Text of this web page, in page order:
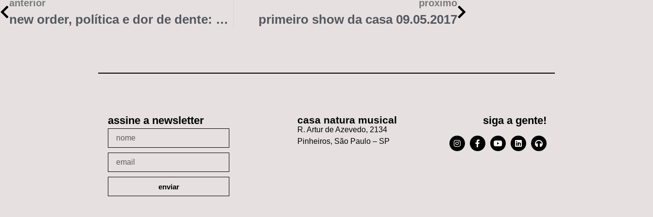
anterior
new order, política e dor de dente: a capa de rastilho, do kiko dinucci
proximo
primeiro show da casa 09.05.2017
assine a newsletter
enviar
casa natura musical
R. Artur de Azevedo, 2134
Pinheiros, São Paulo – SP
siga a gente!